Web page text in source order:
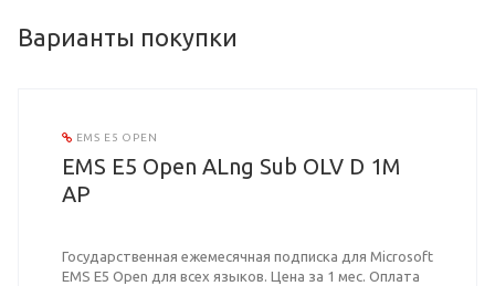
Варианты покупки
EMS E5 OPEN
EMS E5 Open ALng Sub OLV D 1M
AP
Государственная ежемесячная подписка для Microsoft
EMS E5 Open для всех языков. Цена за 1 мес. Оплата